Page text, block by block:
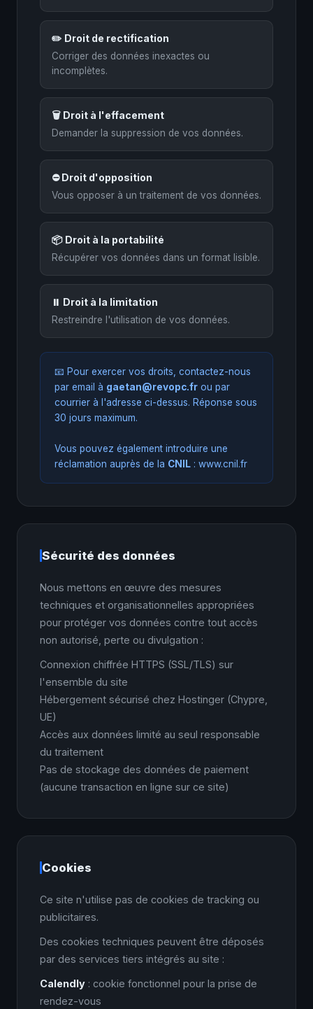
✏️ Droit de rectification
Corriger des données inexactes ou
incomplètes.
🗑️ Droit à l'effacement
Demander la suppression de vos données.
⛔ Droit d'opposition
Vous opposer à un traitement de vos données.
📦 Droit à la portabilité
Récupérer vos données dans un format lisible.
⏸️ Droit à la limitation
Restreindre l'utilisation de vos données.
📧 Pour exercer vos droits, contactez-nous
par email à gaetan@revopc.fr ou par
courrier à l'adresse ci-dessus. Réponse sous
30 jours maximum.
Vous pouvez également introduire une
réclamation auprès de la CNIL : www.cnil.fr
Sécurité des données
Nous mettons en œuvre des mesures
techniques et organisationnelles appropriées
pour protéger vos données contre tout accès
non autorisé, perte ou divulgation :
Connexion chiffrée HTTPS (SSL/TLS) sur
l'ensemble du site
Hébergement sécurisé chez Hostinger (Chypre,
UE)
Accès aux données limité au seul responsable
du traitement
Pas de stockage des données de paiement
(aucune transaction en ligne sur ce site)
Cookies
Ce site n'utilise pas de cookies de tracking ou
publicitaires.
Des cookies techniques peuvent être déposés
par des services tiers intégrés au site :
Calendly : cookie fonctionnel pour la prise de
rendez-vous